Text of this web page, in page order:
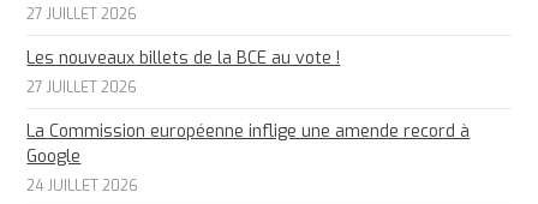
27 JUILLET 2026
Les nouveaux billets de la BCE au vote !
27 JUILLET 2026
La Commission européenne inflige une amende record à
Google
24 JUILLET 2026